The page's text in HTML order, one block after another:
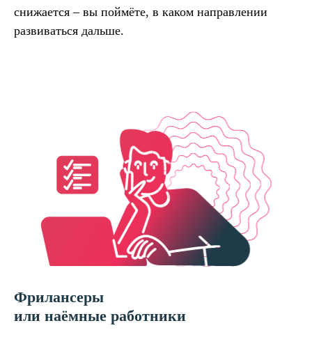
снижается – вы поймёте, в каком направлении
развиваться дальше.
Фрилансеры
или наёмные работники